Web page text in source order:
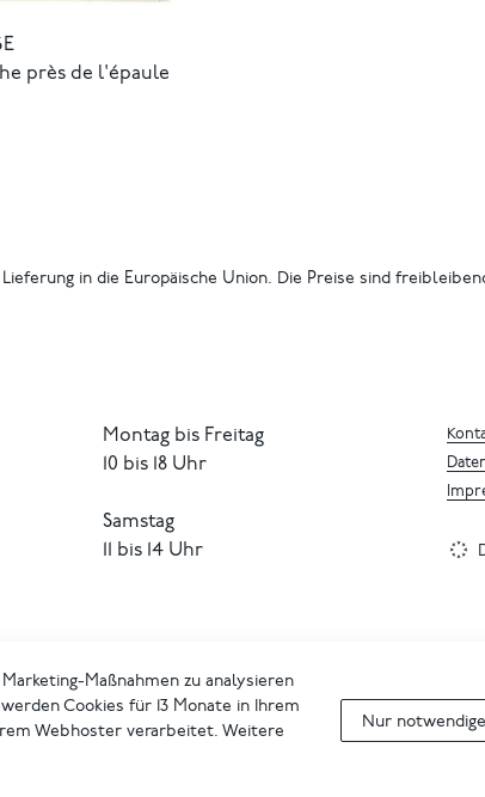
près de l'épaule
in die Europäische Union. Die Preise sind
Montag bis Freitag
10 bis 18 Uhr
Samstag
11 bis 14 Uhr
Maßnahmen zu analysieren
Cookies für 13 Monate in Ihrem
Webhoster verarbeitet. Weitere
Nur